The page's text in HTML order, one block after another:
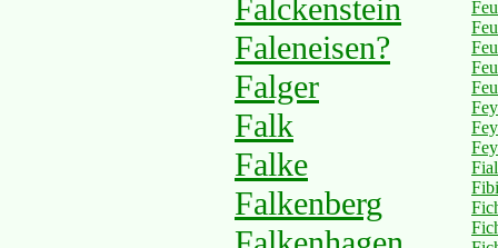
Falckenstein
Faleneisen?
Falger
Falk
Falke
Falkenberg
Fey